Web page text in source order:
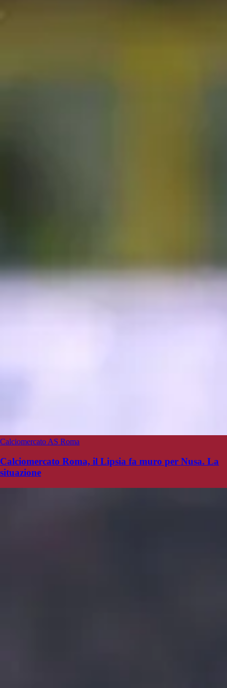
Calciomercato AS Roma
Calciomercato Roma, il Lipsia fa muro per Nusa. La
situazione